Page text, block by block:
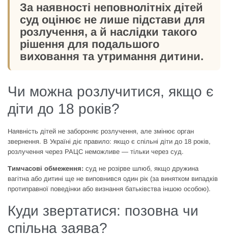
За наявності неповнолітніх дітей
суд оцінює не лише підстави для
розлучення, а й наслідки такого
рішення для подальшого
виховання та утримання дитини.
Чи можна розлучитися, якщо є
діти до 18 років?
Наявність дітей не забороняє розлучення, але змінює орган
звернення. В Україні діє правило: якщо є спільні діти до 18 років,
розлучення через РАЦС неможливе — тільки через суд.
Тимчасові обмеження: суд не розірве шлюб, якщо дружина
вагітна або дитині ще не виповнився один рік (за винятком випадків
протиправної поведінки або визнання батьківства іншою особою).
Куди звертатися: позовна чи
спільна заява?